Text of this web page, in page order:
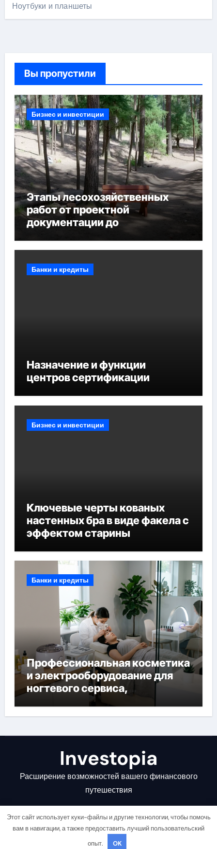
Ноутбуки и планшеты
Вы пропустили
Бизнес и инвестиции
Этапы лесохозяйственных
работ от проектной
документации до
мероприятий и обустройства
Банки и кредиты
Назначение и функции
центров сертификации
Бизнес и инвестиции
Ключевые черты кованых
настенных бра в виде факела с
эффектом старины
Банки и кредиты
Профессиональная косметика
и электрооборудование для
ногтевого сервиса,
наращивания ресниц и
депиляции
Investopia
Расширение возможностей вашего финансового
путешествия
Copyright © All rights reserved |
Этот сайт использует куки-файлы и другие технологии, чтобы помочь
вам в навигации, а также предоставить лучший пользовательский
опыт.
OK